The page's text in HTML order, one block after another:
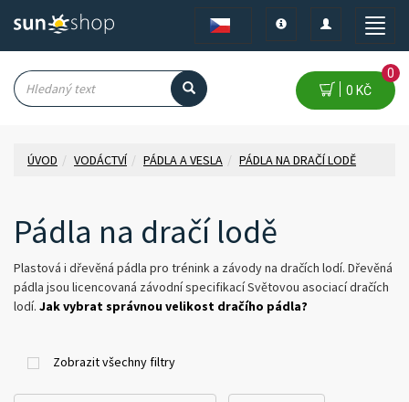
Toggle
Toggle
navigation
Toggle
0 KČ
0
ÚVOD VODÁCTVÍ PÁDLA A VESLA PÁDLA NA DRAČÍ LODĚ
Pádla na dračí lodě
Plastová i dřevěná pádla pro trénink a závody na dračích lodí. Dřevěná
pádla jsou licencovaná závodní specifikací Světovou asociací dračích
lodí. Jak vybrat správnou velikost dračího pádla?
Zobrazit všechny filtry